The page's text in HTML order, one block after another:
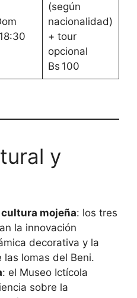
(según
nacionalidad)
+ tour
opcional
Bs 100
y
mojeña: los tres
la innovación
decorativa y la
lomas del Beni.
: el Museo Ictícola
sobre la